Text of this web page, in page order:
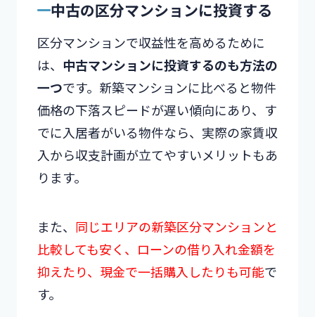
中古の区分マンションに投資する
区分マンションで収益性を高めるために
は、 中古マンションに投資するのも方法の
一つです。新築マンションに比べると物件
価格の下落スピードが遅い傾向にあり、す
でに入居者がいる物件なら、実際の家賃収
入から収支計画が立てやすいメリットもあ
ります。
また、 同じエリアの新築区分マンションと
比較しても安く、ローンの借り入れ金額を
抑えたり、現金で一括購入したりも可能で
す。